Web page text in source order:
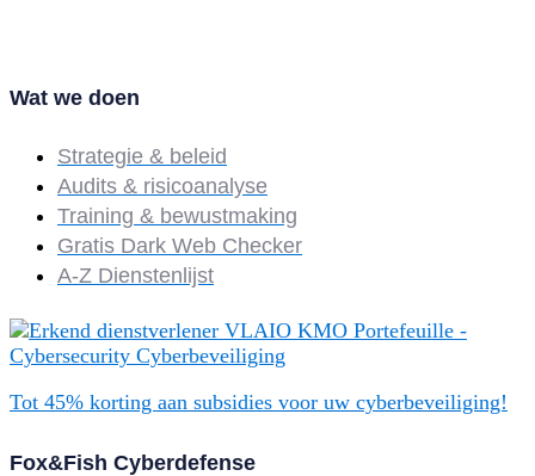
Wat we doen
Strategie & beleid
Audits & risicoanalyse
Training & bewustmaking
Gratis Dark Web Checker
A-Z Dienstenlijst
Tot 45% korting aan subsidies voor uw cyberbeveiliging!
Fox&Fish Cyberdefense